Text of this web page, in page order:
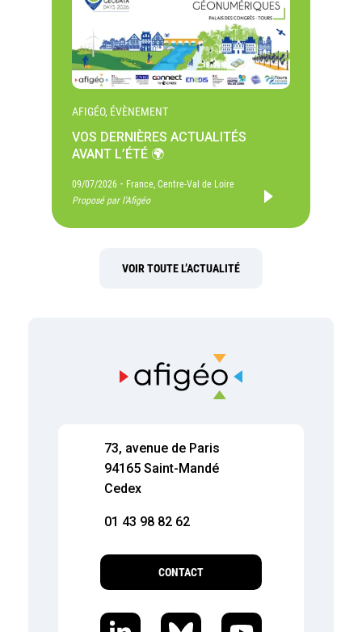
AFIGÉO, ÉVÈNEMENT
VOS DERNIÈRES ACTUALITÉS
AVANT L’ÉTÉ 🌍
09/07/2026 - France, Centre-Val de Loire
Proposé par l'Afigéo
VOIR TOUTE L’ACTUALITÉ
73, avenue de Paris
94165 Saint-Mandé
Cedex
01 43 98 82 62
CONTACT